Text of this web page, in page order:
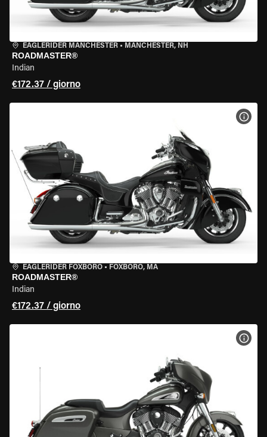
EAGLERIDER MANCHESTER • MANCHESTER, NH
ROADMASTER®
Indian
€172.37 / giorno
EAGLERIDER FOXBORO • FOXBORO, MA
ROADMASTER®
Indian
€172.37 / giorno